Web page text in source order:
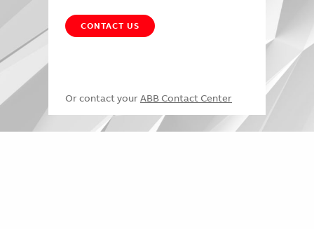
CONTACT US
Or contact your ABB Contact Center